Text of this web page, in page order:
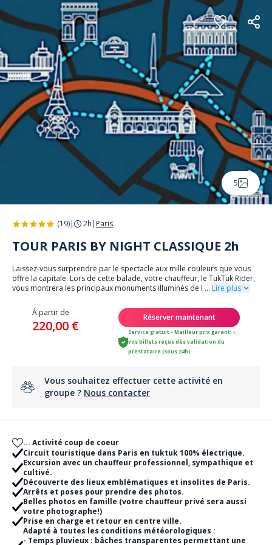
Panneau de gestion des cookies
5
(19)| 2h | Paris
TOUR PARIS BY NIGHT CLASSIQUE 2h
Laissez-vous surprendre par le spectacle aux mille couleurs que vous
offre la capitale. Lors de cette balade, votre chauffeur, le TukTuk Rider,
vous montrera les principaux monuments illuminés de l ... Lire plus
À partir de
220,00 €
Réserver maintenant
Service gratuit - Meilleur prix garanti -
vos billets reçus dès validation du
prestataire (sous 24h)
Vous souhaitez effectuer cette activité en
groupe ? Nous contacter
... Activité coup de coeur
Circuit touristique dans Paris en tuktuk 100% électrique.
Excursion avec un chauffeur professionnel, sympathique et
cultivé.
Découverte des lieux emblématiques et insolites de Paris.
Arrêts et poses pour prendre des photos.
Belles photos en famille (votre chauffeur privé sera aussi
votre photographe!)
Prise en charge et retour en centre ville.
Adapté à toutes les conditions météorologiques :
- Temps pluvieux : bâches transparentes permettant une